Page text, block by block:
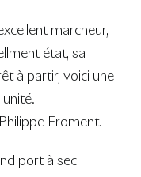
marcheur,
état, sa
à partir, voici une
unité.
Froment.
port à sec